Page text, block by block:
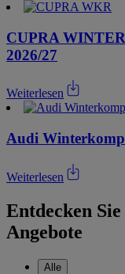
CUPRA
2026/27
Weiterlesen
Audi
Weiterlesen
Entdecken
Angebote
Alle